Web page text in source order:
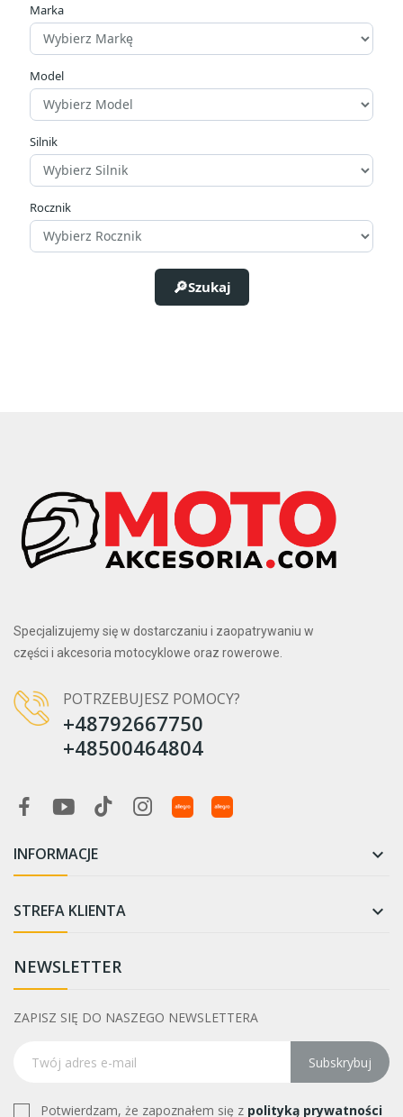
Producenci
Marka
Model
Silnik
Rocznik
Szukaj
Specjalizujemy się w dostarczaniu i zaopatrywaniu w
części i akcesoria motocyklowe oraz rowerowe.
POTRZEBUJESZ POMOCY?
+48792667750
+48500464804
INFORMACJE 
STREFA KLIENTA 
NEWSLETTER
ZAPISZ SIĘ DO NASZEGO NEWSLETTERA
Subskrybuj
Potwierdzam, że zapoznałem się z polityką prywatności